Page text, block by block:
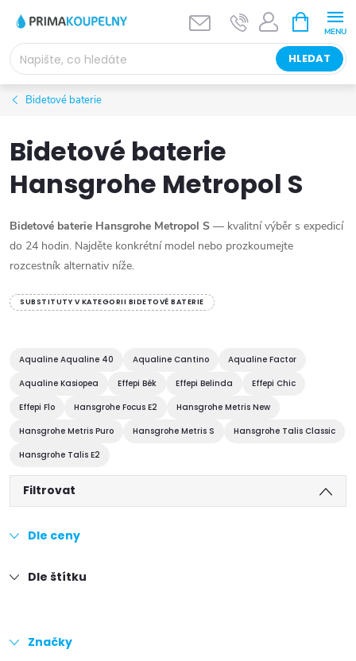
obsah
HLEDAT
NÁKUPNÍ
KOŠÍK
Bidetové baterie
Bidetové baterie
Hansgrohe Metropol S
Bidetové baterie Hansgrohe Metropol S — kvalitní výběr s expedicí
do 24 hodin. Najděte konkrétní model nebo prozkoumejte
rozcestník alternativ níže.
SUBSTITUTY V KATEGORII BIDETOVÉ BATERIE
Aqualine Aqualine 40 Aqualine Cantino
Aqualine Factor
Aqualine Kasiopea
Effepi Bék Effepi Belinda
Effepi Chic
Effepi Flo
Hansgrohe Focus E2
Hansgrohe Metris New
Hansgrohe Metris Puro
Hansgrohe Metris S
Hansgrohe Talis Classic
Hansgrohe Talis E2
Filtrovat
Dle ceny
Dle štítku
Značky